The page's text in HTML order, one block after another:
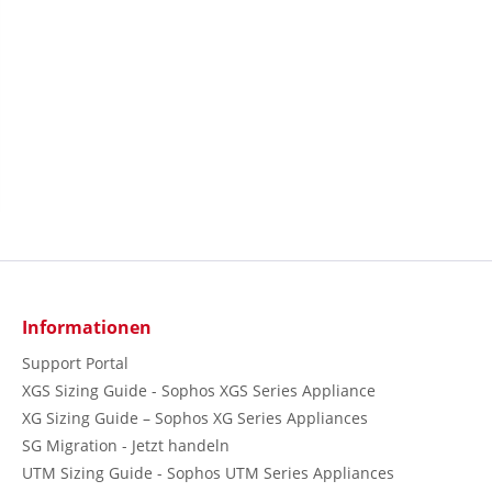
Informationen
Support Portal
XGS Sizing Guide - Sophos XGS Series Appliance
XG Sizing Guide – Sophos XG Series Appliances
SG Migration - Jetzt handeln
UTM Sizing Guide - Sophos UTM Series Appliances